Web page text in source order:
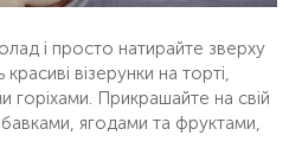
і просто натирайте зверху
візерунки на торті,
горіхами. Прикрашайте на свій
ягодами та фруктами,